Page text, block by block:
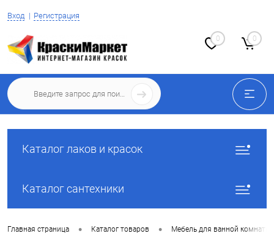
Вход Регистрация
0 0
Каталог лаков и красок
Каталог сантехники
Главная страница • Каталог товаров • Мебель для ванной комнаты